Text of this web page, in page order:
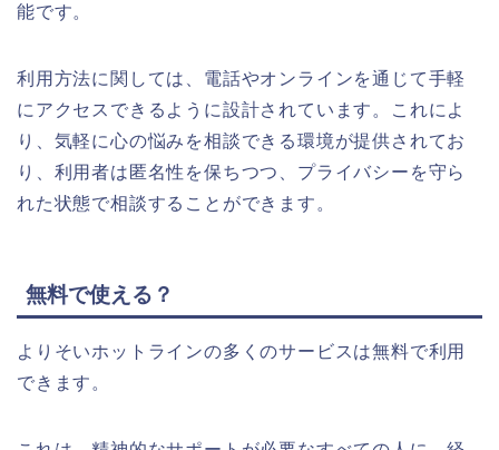
能です。
利用方法に関しては、電話やオンラインを通じて手軽
にアクセスできるように設計されています。これによ
り、気軽に心の悩みを相談できる環境が提供されてお
り、利用者は匿名性を保ちつつ、プライバシーを守ら
れた状態で相談することができます。
無料で使える？
よりそいホットラインの多くのサービスは無料で利用
できます。